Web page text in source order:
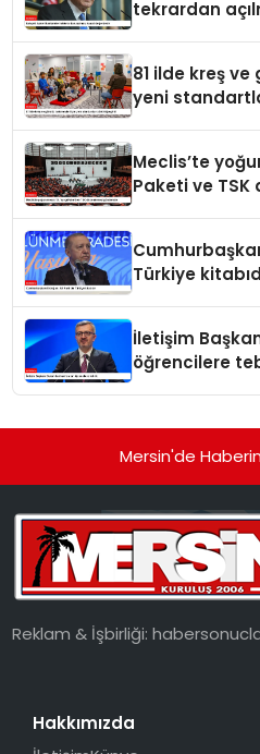
tekrardan
81 ilde kreş
yeni
Meclis’te
Paketi ve
Türkiye
İletişim
öğrencilere
Mersin'de
Reklam & İşbirliği:
Hakkımızda